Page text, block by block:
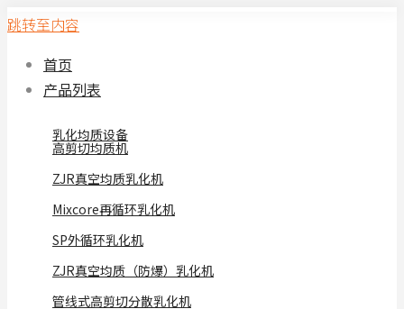
跳转至内容
首页
产品列表
乳化均质设备
高剪切均质机
ZJR真空均质乳化机
Mixcore再循环乳化机
SP外循环乳化机
ZJR真空均质（防爆）乳化机
管线式高剪切分散乳化机